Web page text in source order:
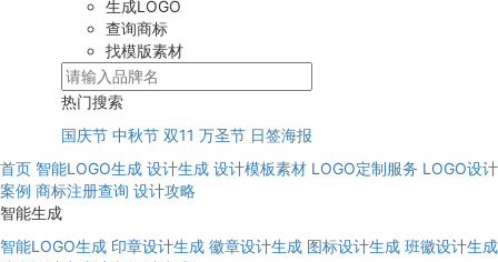
生成LOGO
查询商标
找模版素材
热门搜索
国庆节 中秋节 双11 万圣节 日签海报
首页 智能LOGO生成 设计生成 设计模板素材 LOGO定制服务 LOGO设计
案例 商标注册查询 设计攻略
智能生成
智能LOGO生成 印章设计生成 徽章设计生成 图标设计生成 班徽设计生成